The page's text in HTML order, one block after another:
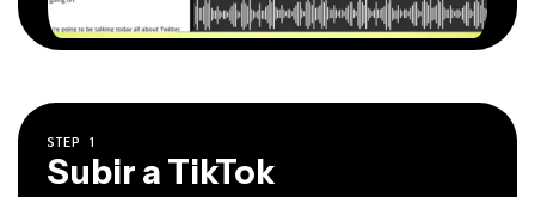
STEP 1
Subir a TikTok